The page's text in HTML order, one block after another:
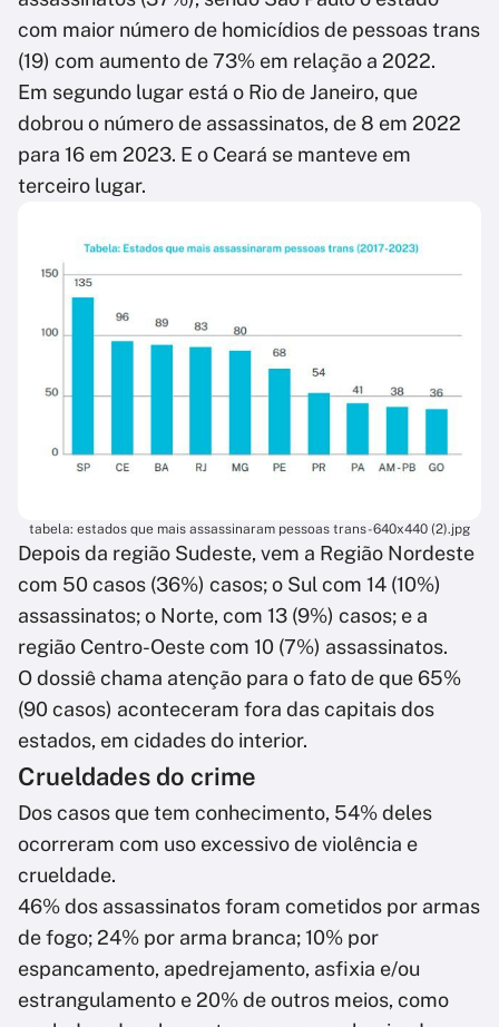
com maior número de homicídios de pessoas trans
(19) com aumento de 73% em relação a 2022.
Em segundo lugar está o Rio de Janeiro, que
dobrou o número de assassinatos, de 8 em 2022
para 16 em 2023. E o Ceará se manteve em
terceiro lugar.
tabela: estados que mais assassinaram pessoas trans - 640x440 (2).jpg
Depois da região Sudeste, vem a Região Nordeste
com 50 casos (36%) casos; o Sul com 14 (10%)
assassinatos; o Norte, com 13 (9%) casos; e a
região Centro-Oeste com 10 (7%) assassinatos.
O dossiê chama atenção para o fato de que 65%
(90 casos) aconteceram fora das capitais dos
estados, em cidades do interior.
Crueldades do crime
Dos casos que tem conhecimento, 54% deles
ocorreram com uso excessivo de violência e
crueldade.
46% dos assassinatos foram cometidos por armas
de fogo; 24% por arma branca; 10% por
espancamento, apedrejamento, asfixia e/ou
estrangulamento e 20% de outros meios, como